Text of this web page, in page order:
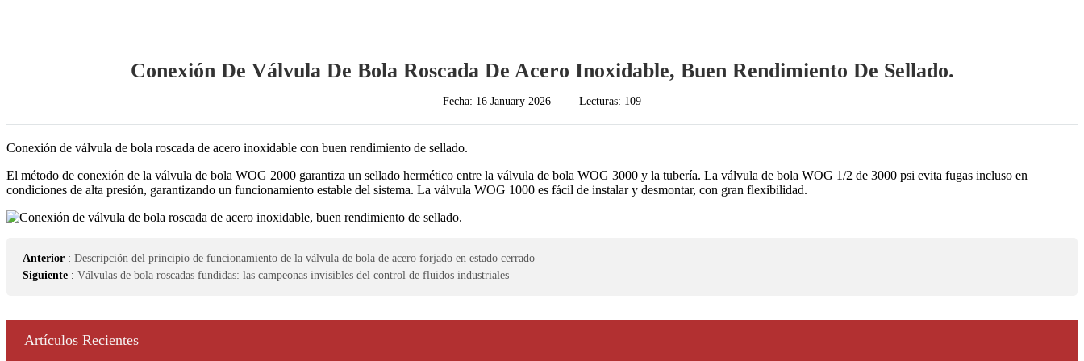
Conexión De Válvula De Bola Roscada De Acero Inoxidable, Buen Rendimiento De Sellado.
Fecha: 16 January 2026 Lecturas: 109
Conexión de válvula de bola roscada de acero inoxidable con buen rendimiento de sellado.
El método de conexión de la válvula de bola WOG 2000 garantiza un sellado hermético entre la válvula de bola WOG 3000 y la tubería. La válvula de bola WOG 1/2 de 3000 psi evita fugas incluso en
condiciones de alta presión, garantizando un funcionamiento estable del sistema. La válvula WOG 1000 es fácil de instalar y desmontar, con gran flexibilidad.
Anterior : Descripción del principio de funcionamiento de la válvula de bola de acero forjado en estado cerrado
Siguiente : Válvulas de bola roscadas fundidas: las campeonas invisibles del control de fluidos industriales
Artículos Recientes